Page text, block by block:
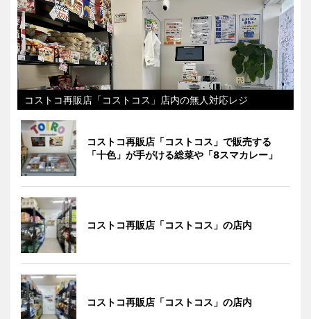
コストコ再販店「コストコス」店内の無人対応レジ
コストコ再販店「コストコス」で販売する
「十色」が手がける総菜や「8スマカレー」
コストコ再販店「コストコス」の店内
コストコ再販店「コストコス」の店内